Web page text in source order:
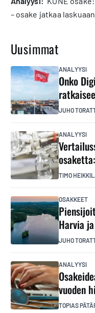
– osake jatkaa laskuaan
Uusimmat
ANALYYSI
Onko
JUHO
ANALYYSI
TIMO
OSAKKEET
Harvia
JUHO
ANALYYSI
vuoden
TOPIAS